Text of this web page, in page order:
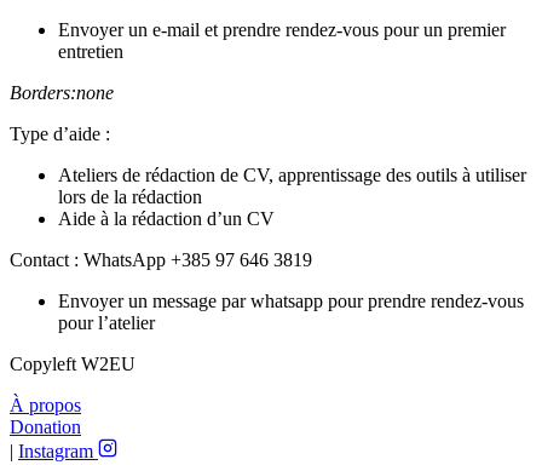
Envoyer un e-mail et prendre rendez-vous pour un premier
entretien
Borders:none
Type d’aide :
Ateliers de rédaction de CV, apprentissage des outils à utiliser
lors de la rédaction
Aide à la rédaction d’un CV
Contact : WhatsApp +385 97 646 3819
Envoyer un message par whatsapp pour prendre rendez-vous
pour l’atelier
Copyleft W2EU
À propos
Donation
| Instagram